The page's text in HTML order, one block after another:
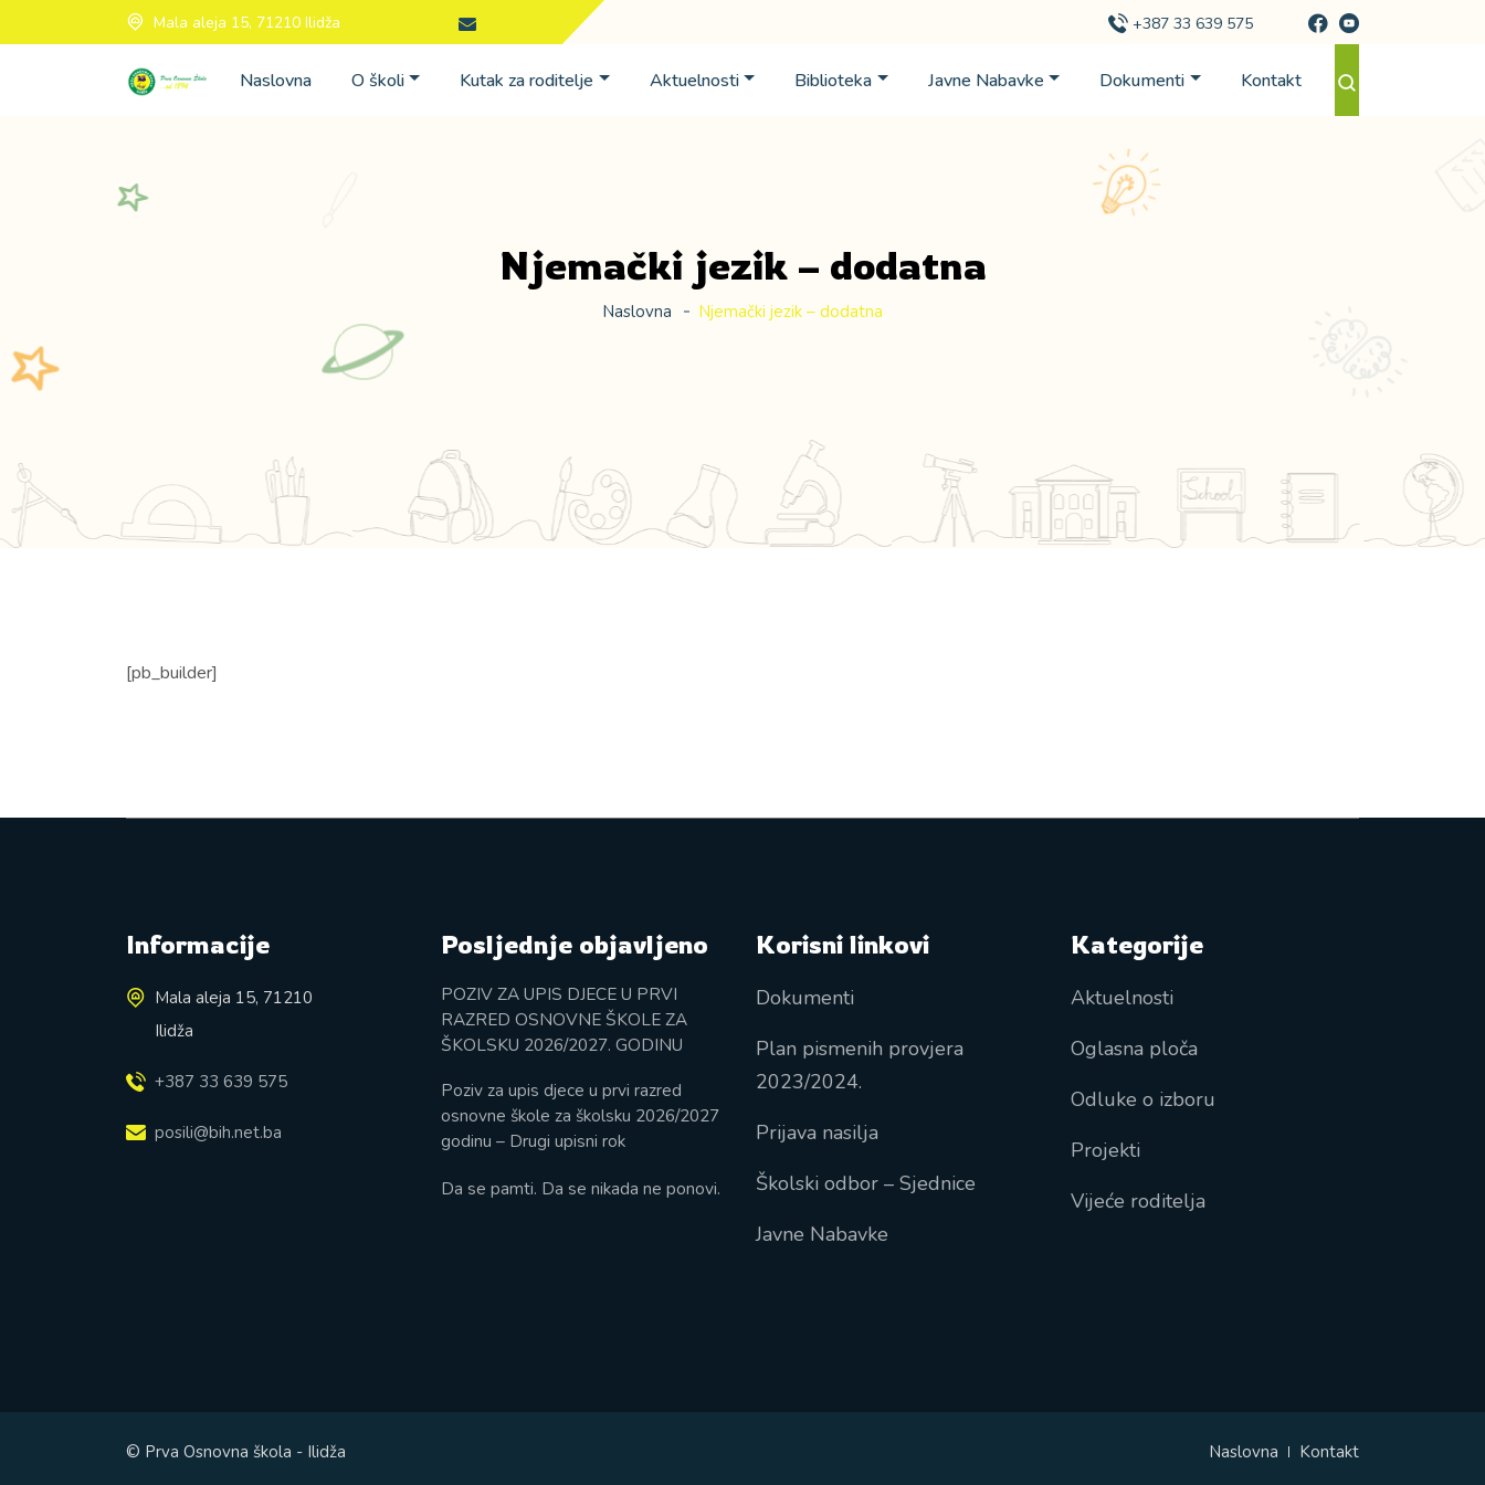
Mala aleja 15, 71210 Ilidža +387 33 639 575
Naslovna O školi Kutak za roditelje Aktuelnosti Biblioteka Javne Nabavke Dokumenti Kontakt
Njemački jezik – dodatna
Naslovna Njemački jezik – dodatna
[pb_builder]
Informacije
Mala aleja 15, 71210
Ilidža
+387 33 639 575
posili@bih.net.ba
Posljednje objavljeno
POZIV ZA UPIS DJECE U PRVI
RAZRED OSNOVNE ŠKOLE ZA
ŠKOLSKU 2026/2027. GODINU
Poziv za upis djece u prvi razred
osnovne škole za školsku 2026/2027
godinu – Drugi upisni rok
Da se pamti. Da se nikada ne ponovi.
Korisni linkovi
Dokumenti
Plan pismenih provjera
2023/2024.
Prijava nasilja
Školski odbor – Sjednice
Javne Nabavke
Kategorije
Aktuelnosti
Oglasna ploča
Odluke o izboru
Projekti
Vijeće roditelja
© Prva Osnovna škola - Ilidža Naslovna Kontakt